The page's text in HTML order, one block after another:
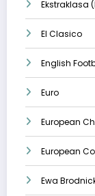
Ekstraklasa
El Clasico
English
Euro
European
European
Ewa